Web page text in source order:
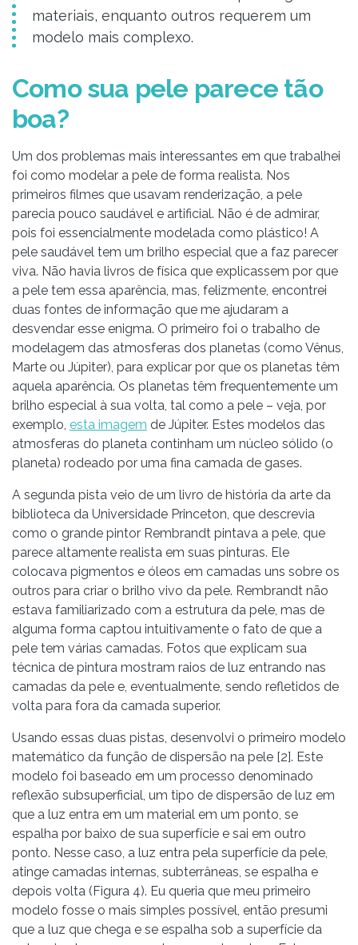
materiais, enquanto outros requerem um
modelo mais complexo.
Como sua pele parece tão
boa?
Um dos problemas mais interessantes em que trabalhei
foi como modelar a pele de forma realista. Nos
primeiros filmes que usavam renderização, a pele
parecia pouco saudável e artificial. Não é de admirar,
pois foi essencialmente modelada como plástico! A
pele saudável tem um brilho especial que a faz parecer
viva. Não havia livros de física que explicassem por que
a pele tem essa aparência, mas, felizmente, encontrei
duas fontes de informação que me ajudaram a
desvendar esse enigma. O primeiro foi o trabalho de
modelagem das atmosferas dos planetas (como Vênus,
Marte ou Júpiter), para explicar por que os planetas têm
aquela aparência. Os planetas têm frequentemente um
brilho especial à sua volta, tal como a pele – veja, por
exemplo, esta imagem de Júpiter. Estes modelos das
atmosferas do planeta continham um núcleo sólido (o
planeta) rodeado por uma fina camada de gases.
A segunda pista veio de um livro de história da arte da
biblioteca da Universidade Princeton, que descrevia
como o grande pintor Rembrandt pintava a pele, que
parece altamente realista em suas pinturas. Ele
colocava pigmentos e óleos em camadas uns sobre os
outros para criar o brilho vivo da pele. Rembrandt não
estava familiarizado com a estrutura da pele, mas de
alguma forma captou intuitivamente o fato de que a
pele tem várias camadas. Fotos que explicam sua
técnica de pintura mostram raios de luz entrando nas
camadas da pele e, eventualmente, sendo refletidos de
volta para fora da camada superior.
Usando essas duas pistas, desenvolvi o primeiro modelo
matemático da função de dispersão na pele [2]. Este
modelo foi baseado em um processo denominado
reflexão subsuperficial, um tipo de dispersão de luz em
que a luz entra em um material em um ponto, se
espalha por baixo de sua superfície e sai em outro
ponto. Nesse caso, a luz entra pela superfície da pele,
atinge camadas internas, subterrâneas, se espalha e
depois volta (Figura 4). Eu queria que meu primeiro
modelo fosse o mais simples possível, então presumi
que a luz que chega e se espalha sob a superfície da